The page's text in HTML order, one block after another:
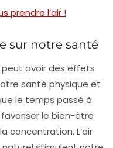
prendre l’air !
sur notre santé
avoir des effets
santé physique et
le temps passé à
favoriser le bien-être
concentration. L’air